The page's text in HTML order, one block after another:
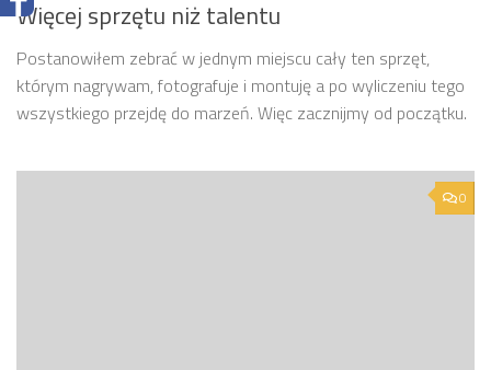
Więcej sprzętu niż talentu
Postanowiłem zebrać w jednym miejscu cały ten sprzęt,
którym nagrywam, fotografuje i montuję a po wyliczeniu tego
wszystkiego przejdę do marzeń. Więc zacznijmy od początku.
0